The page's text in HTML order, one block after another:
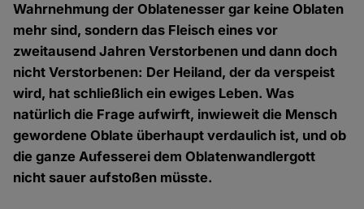
Wahrnehmung der Oblatenesser gar keine Oblaten
mehr sind, sondern das Fleisch eines vor
zweitausend Jahren Verstorbenen und dann doch
nicht Verstorbenen: Der Heiland, der da verspeist
wird, hat schließlich ein ewiges Leben. Was
natürlich die Frage aufwirft, inwieweit die Mensch
gewordene Oblate überhaupt verdaulich ist, und ob
die ganze Aufesserei dem Oblatenwandlergott
nicht sauer aufstoßen müsste.